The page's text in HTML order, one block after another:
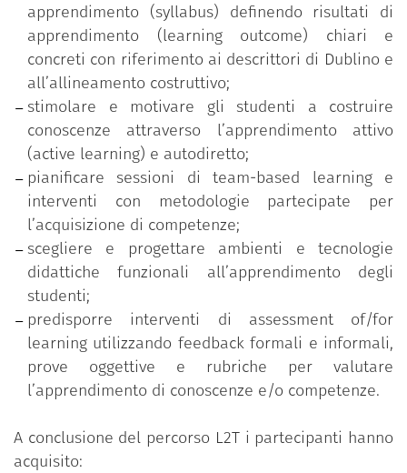
Progettazione della didattica;
Costruzione di un syllabus student centered;
Metodologie e approcci di active learning;
Team based learning;
Micro-teaching e feedback tra pari;
Tecnologie e ambienti per la didattica;
Valutazione didattica;
Assessment of/for learning;
Prove oggettive e rubriche di valutazione.
apprendimento (syllabus) definendo risultati di
apprendimento (learning outcome) chiari e
concreti con riferimento ai descrittori di Dublino e
all’allineamento costruttivo;
stimolare e motivare gli studenti a costruire
conoscenze attraverso l’apprendimento attivo
(active learning) e autodiretto;
pianificare sessioni di team-based learning e
interventi con metodologie partecipate per
l’acquisizione di competenze;
scegliere e progettare ambienti e tecnologie
didattiche funzionali all’apprendimento degli
studenti;
predisporre interventi di assessment of/for
learning utilizzando feedback formali e informali,
prove oggettive e rubriche per valutare
l’apprendimento di conoscenze e/o competenze.
A conclusione del percorso L2T i partecipanti hanno
acquisito: